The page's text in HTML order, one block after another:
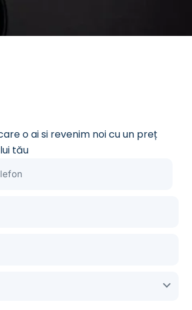
o ai si revenim noi cu un preț
tău